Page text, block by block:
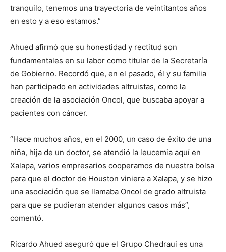
tranquilo, tenemos una trayectoria de veintitantos años
en esto y a eso estamos.”
Ahued afirmó que su honestidad y rectitud son
fundamentales en su labor como titular de la Secretaría
de Gobierno. Recordó que, en el pasado, él y su familia
han participado en actividades altruistas, como la
creación de la asociación Oncol, que buscaba apoyar a
pacientes con cáncer.
“Hace muchos años, en el 2000, un caso de éxito de una
niña, hija de un doctor, se atendió la leucemia aquí en
Xalapa, varios empresarios cooperamos de nuestra bolsa
para que el doctor de Houston viniera a Xalapa, y se hizo
una asociación que se llamaba Oncol de grado altruista
para que se pudieran atender algunos casos más”,
comentó.
Ricardo Ahued aseguró que el Grupo Chedraui es una